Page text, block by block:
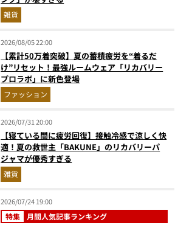
雑貨
2026/08/05 22:00
【累計50万着突破】夏の蓄積疲労を“着るだ
け”リセット！最強ルームウェア「リカバリー
プロラボ」に新色登場
ファッション
2026/07/31 20:00
【寝ている間に疲労回復】接触冷感で涼しく快
適！夏の救世主「BAKUNE」のリカバリーパ
ジャマが優秀すぎる
雑貨
2026/07/24 19:00
特集 月間人気記事ランキング